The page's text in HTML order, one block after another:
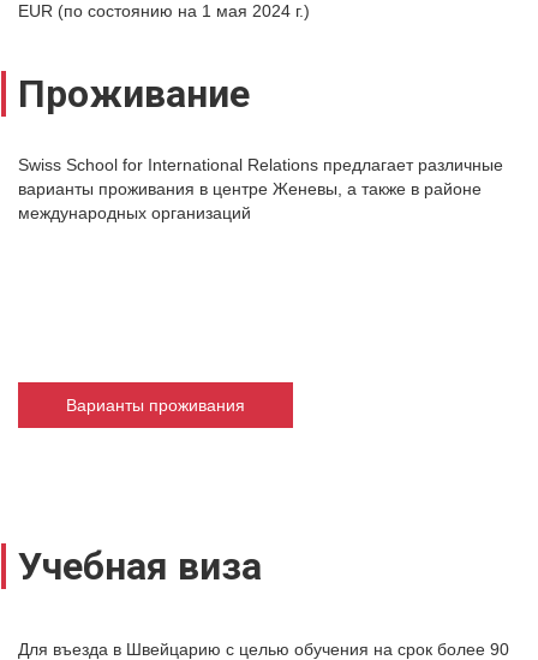
EUR (по состоянию на 1 мая 2024 г.)
Проживание
Swiss School for International Relations предлагает различные
варианты проживания в центре Женевы, а также в районе
международных организаций
Варианты проживания
Учебная виза
Для въезда в Швейцарию с целью обучения на срок более 90